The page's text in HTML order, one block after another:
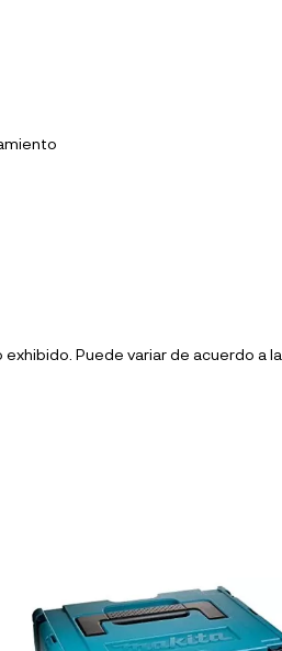
Puede variar de acuerdo a la